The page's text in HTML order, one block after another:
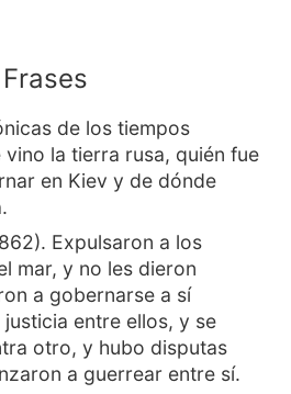
Frases
de los tiempos
la tierra rusa, quién fue
en Kiev y de dónde
Expulsaron a los
mar, y no les dieron
a gobernarse a sí
entre ellos, y se
otro, y hubo disputas
a guerrear entre sí.